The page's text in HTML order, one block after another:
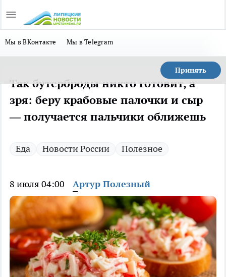
Мы в ВКонтакте Мы в Telegram
Принять
Так бутерброды никто готовит, а
зря: беру крабовые палочки и сыр
— получается пальчики оближешь
Еда Новости России Полезное
8 июля 04:00 Артур Полезный